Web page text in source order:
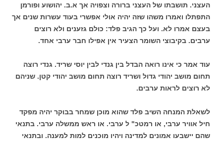
העצני. תושבתו של העצני ברורה וצפויה אך א.ב. יהושוע ופורמן
התפתלו ואמרו משהו שזה יהיה אולי אפשרי בעוד עשרות שנים אך
בעצם אמרו לא. ועל כך הגיב פלד: כולם גזענים ולא רוצים
ערבים. בקיבוצי השומר הצעיר אין אפילו חבר ערבי אחד.
עוד אמר כי אינו רואה הבדל בין גנדי לבין יוסי שריד. גנדי רוצה
תחום מושב יהודי גדול ושריד רוצה תחום מושב יהודי קטן. שניהם
לא רוצים לראות ערבים.
לשאלת המנחה השיב פלד שהוא מוכן שמחר בבוקר יהיה מפקד
חיל אוויר ערבי, או רמטכ" ל ערבי. או ראש ממשלה ערבי. בתנאי
שהם יישבעו אמונים למדינה ויהיו מוכנים למות למענה. ובתנאי